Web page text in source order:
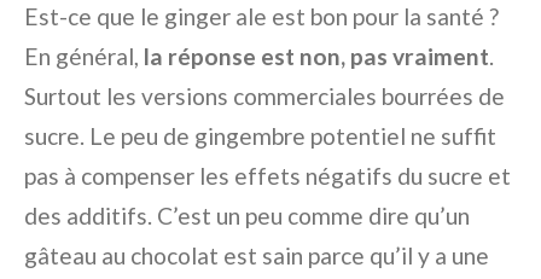
Est-ce que le ginger ale est bon pour la santé ?
En général, la réponse est non, pas vraiment.
Surtout les versions commerciales bourrées de
sucre. Le peu de gingembre potentiel ne suffit
pas à compenser les effets négatifs du sucre et
des additifs. C’est un peu comme dire qu’un
gâteau au chocolat est sain parce qu’il y a une